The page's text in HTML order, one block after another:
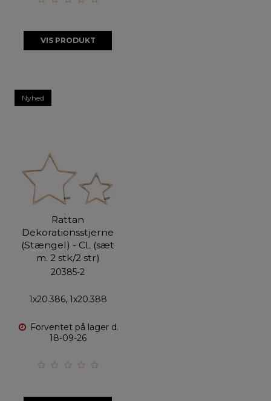
VIS PRODUKT
Nyhed
Rattan
Dekorationsstjerne
(Stængel) - CL (sæt
m. 2 stk/2 str)
20385-2
1x20.386, 1x20.388
Forventet på lager d.
18-09-26